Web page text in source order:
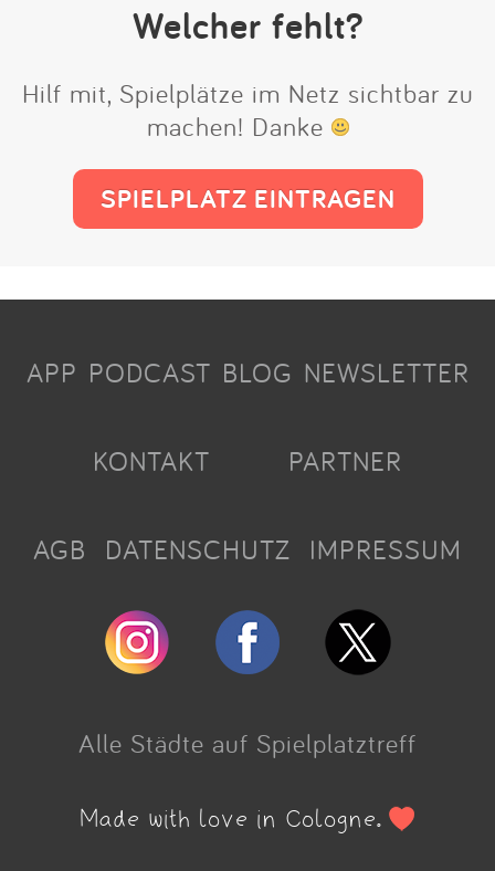
Welcher fehlt?
Hilf mit, Spielplätze im Netz sichtbar zu
machen! Danke
SPIELPLATZ EINTRAGEN
APP PODCAST BLOG NEWSLETTER
KONTAKT PARTNER
AGB DATENSCHUTZ IMPRESSUM
Alle Städte auf Spielplatztreff
Made with love in Cologne.